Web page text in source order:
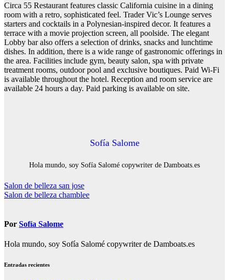
Circa 55 Restaurant features classic California cuisine in a dining
room with a retro, sophisticated feel. Trader Vic’s Lounge serves
starters and cocktails in a Polynesian-inspired decor. It features a
terrace with a movie projection screen, all poolside. The elegant
Lobby bar also offers a selection of drinks, snacks and lunchtime
dishes. In addition, there is a wide range of gastronomic offerings in
the area. Facilities include gym, beauty salon, spa with private
treatment rooms, outdoor pool and exclusive boutiques. Paid Wi-Fi
is available throughout the hotel. Reception and room service are
available 24 hours a day. Paid parking is available on site.
Sofía Salome
Hola mundo, soy Sofía Salomé copywriter de Damboats.es
Navegación
de
Salon de belleza san jose
Salon de belleza chamblee
Por Sofía Salome
Hola mundo, soy Sofía Salomé copywriter de Damboats.es
Entradas recientes